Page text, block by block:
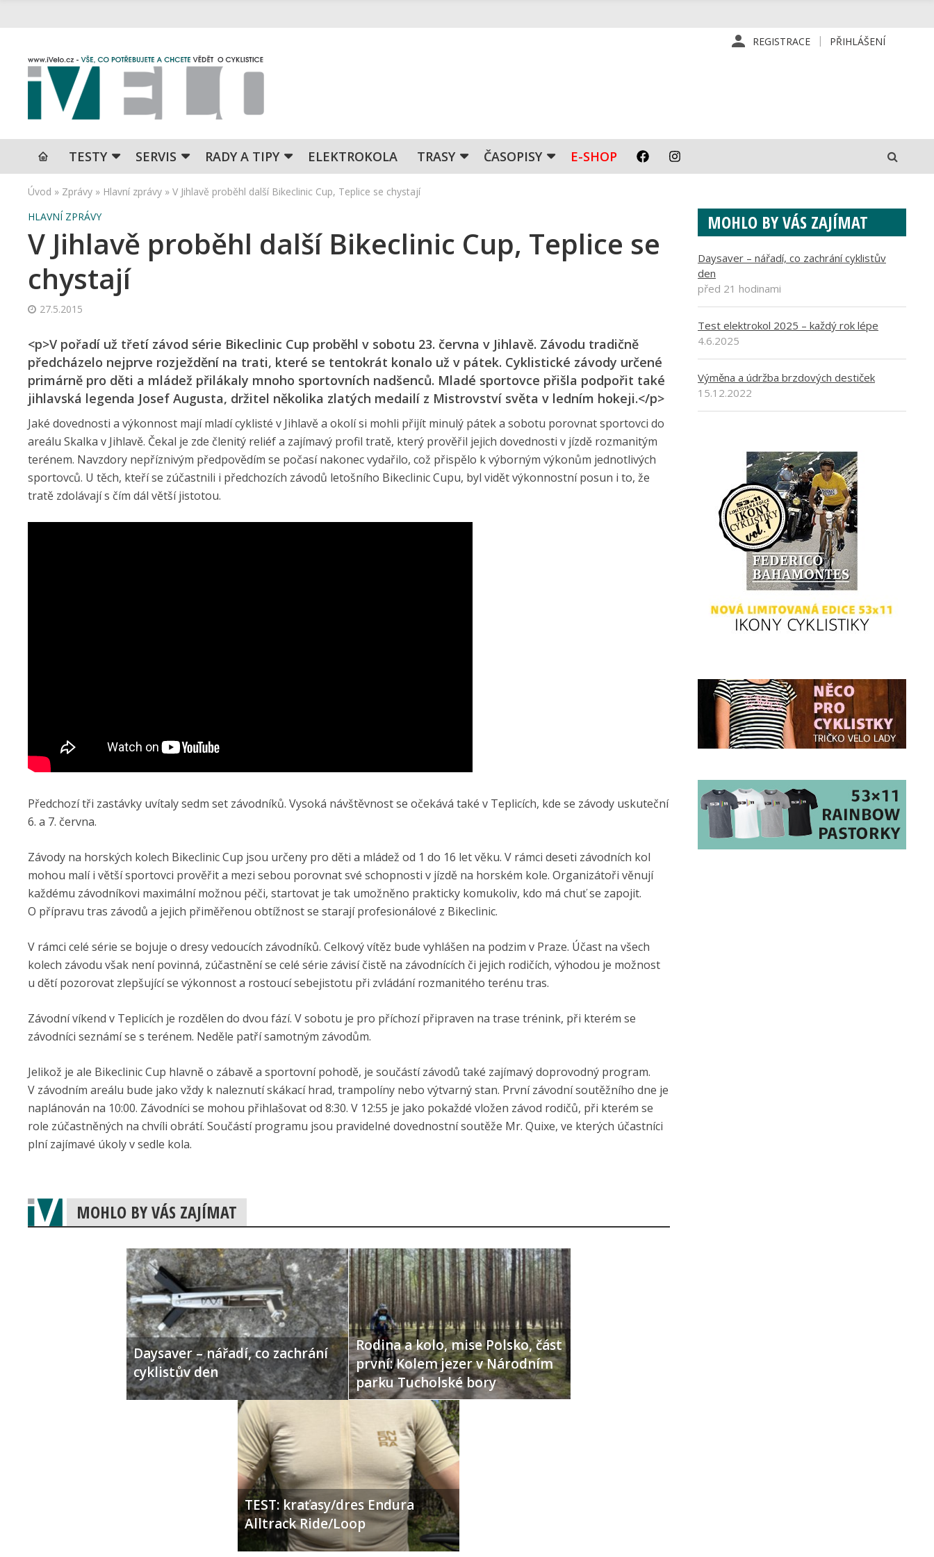
REGISTRACE PŘIHLÁŠENÍ
TESTY SERVIS RADY A TIPY ELEKTROKOLA TRASY ČASOPISY E-SHOP
Úvod » Zprávy » Hlavní zprávy » V Jihlavě proběhl další Bikeclinic Cup, Teplice se chystají
HLAVNÍ ZPRÁVY
V Jihlavě proběhl další Bikeclinic Cup, Teplice se
chystají
27.5.2015
<p>V pořadí už třetí závod série Bikeclinic Cup proběhl v sobotu 23. června v Jihlavě. Závodu tradičně
předcházelo nejprve rozježdění na trati, které se tentokrát konalo už v pátek. Cyklistické závody určené
primárně pro děti a mládež přilákaly mnoho sportovních nadšenců. Mladé sportovce přišla podpořit také
jihlavská legenda Josef Augusta, držitel několika zlatých medailí z Mistrovství světa v ledním hokeji.</p>
Jaké dovednosti a výkonnost mají mladí cyklisté v Jihlavě a okolí si mohli přijít minulý pátek a sobotu porovnat sportovci do
areálu Skalka v Jihlavě. Čekal je zde členitý reliéf a zajímavý profil tratě, který prověřil jejich dovednosti v jízdě rozmanitým
terénem. Navzdory nepříznivým předpovědím se počasí nakonec vydařilo, což přispělo k výborným výkonům jednotlivých
sportovců. U těch, kteří se zúčastnili i předchozích závodů letošního Bikeclinic Cupu, byl vidět výkonnostní posun i to, že
tratě zdolávají s čím dál větší jistotou.
Předchozí tři zastávky uvítaly sedm set závodníků. Vysoká návštěvnost se očekává také v Teplicích, kde se závody uskuteční
6. a 7. června.
Závody na horských kolech Bikeclinic Cup jsou určeny pro děti a mládež od 1 do 16 let věku. V rámci deseti závodních kol
mohou malí i větší sportovci prověřit a mezi sebou porovnat své schopnosti v jízdě na horském kole. Organizátoři věnují
každému závodníkovi maximální možnou péči, startovat je tak umožněno prakticky komukoliv, kdo má chuť se zapojit.
O přípravu tras závodů a jejich přiměřenou obtížnost se starají profesionálové z Bikeclinic.
V rámci celé série se bojuje o dresy vedoucích závodníků. Celkový vítěz bude vyhlášen na podzim v Praze. Účast na všech
kolech závodu však není povinná, zúčastnění se celé série závisí čistě na závodnících či jejich rodičích, výhodou je možnost
u dětí pozorovat zlepšující se výkonnost a rostoucí sebejistotu při zvládání rozmanitého terénu tras.
Závodní víkend v Teplicích je rozdělen do dvou fází. V sobotu je pro příchozí připraven na trase trénink, při kterém se
závodníci seznámí se s terénem. Neděle patří samotným závodům.
Jelikož je ale Bikeclinic Cup hlavně o zábavě a sportovní pohodě, je součástí závodů také zajímavý doprovodný program.
V závodním areálu bude jako vždy k naleznutí skákací hrad, trampolíny nebo výtvarný stan. První závodní soutěžního dne je
naplánován na 10:00. Závodníci se mohou přihlašovat od 8:30. V 12:55 je jako pokaždé vložen závod rodičů, při kterém se
role zúčastněných na chvíli obrátí. Součástí programu jsou pravidelné dovednostní soutěže Mr. Quixe, ve kterých účastníci
plní zajímavé úkoly v sedle kola.
MOHLO BY VÁS ZAJÍMAT
Daysaver – nářadí, co zachrání
cyklistův den
Rodina a kolo, mise Polsko, část
první: Kolem jezer v Národním
parku Tucholské bory
TEST: kraťasy/dres Endura
Alltrack Ride/Loop
MOHLO BY VÁS ZAJÍMAT
Daysaver – nářadí, co zachrání cyklistův
den
před 21 hodinami
Test elektrokol 2025 – každý rok lépe
4.6.2025
Výměna a údržba brzdových destiček
15.12.2022